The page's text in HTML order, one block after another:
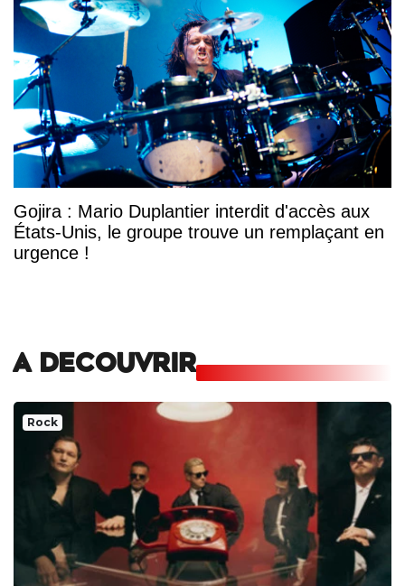
Gojira : Mario Duplantier interdit d'accès aux
États-Unis, le groupe trouve un remplaçant en
urgence !
A DECOUVRIR
Rock